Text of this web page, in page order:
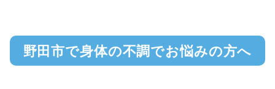
野田市で身体の不調でお悩みの方へ